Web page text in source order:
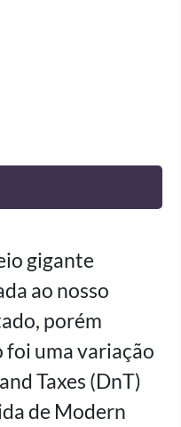
gigante
ao nosso
porém
foi uma variação
Taxes (DnT)
de Modern